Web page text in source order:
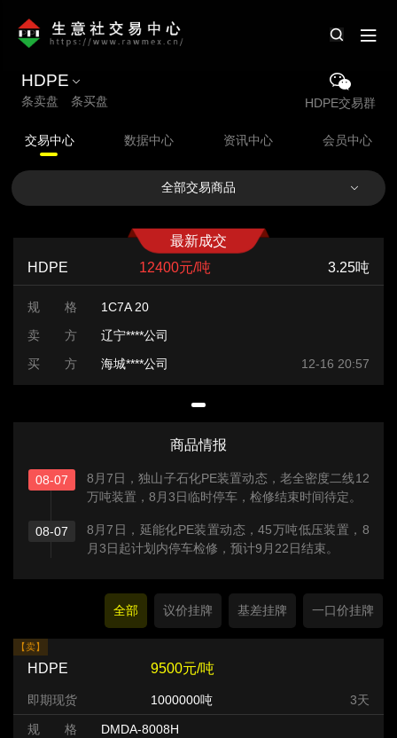
HDPE
条卖盘 条买盘 HDPE交易群
交易中心 数据中心 资讯中心 会员中心
全部交易商品
最新成交
HDPE
12400元/吨 3.25吨
规 格
1C7A 20
卖 方
辽宁****公司
买 方
海城****公司 12-16 20:57
商品情报
08-07
8月7日，独山子石化PE装置动态，老全密度二线12
万吨装置，8月3日临时停车，检修结束时间待定。
08-07
8月7日，延能化PE装置动态，45万吨低压装置，8
月3日起计划内停车检修，预计9月22日结束。
全部 议价挂牌 基差挂牌 一口价挂牌
【卖】
HDPE 9500元/吨
即期现货 1000000吨 3天
规 格
DMDA-8008H